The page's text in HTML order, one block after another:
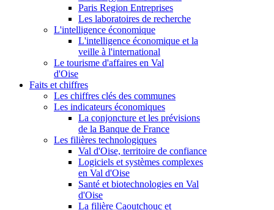
Paris Region Entreprises
Les laboratoires de recherche
L'intelligence économique
L'intelligence économique et la
veille à l'international
Le tourisme d'affaires en Val
d'Oise
Faits et chiffres
Les chiffres clés des communes
Les indicateurs économiques
La conjoncture et les prévisions
de la Banque de France
Les filières technologiques
Val d'Oise, territoire de confiance
Logiciels et systèmes complexes
en Val d'Oise
Santé et biotechnologies en Val
d'Oise
La filière Caoutchouc et